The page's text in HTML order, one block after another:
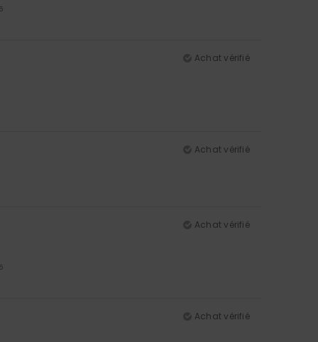
Achat vérifié
Achat vérifié
Achat vérifié
Achat vérifié